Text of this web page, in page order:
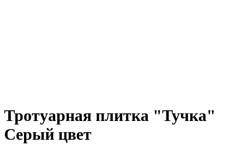
Тротуарная плитка "Тучка"
Серый цвет